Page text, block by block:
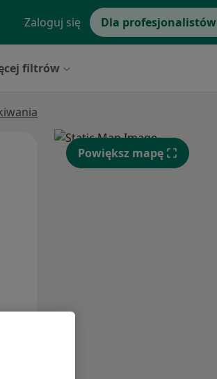
Zaloguj się Dla profesjonalistów
filtrów
Śr, Czw,
Powiększ mapę